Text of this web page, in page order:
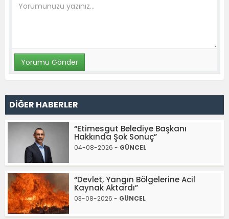
DİĞER HABERLER
“Etimesgut Belediye Başkanı
Hakkında Şok Sonuç”
04-08-2026 - GÜNCEL
“Devlet, Yangın Bölgelerine Acil
Kaynak Aktardı”
03-08-2026 - GÜNCEL